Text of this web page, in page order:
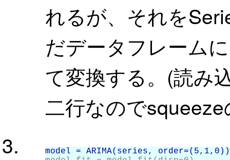
れるが、それを
だデータフレーム
て変換する。(読み
二行なので